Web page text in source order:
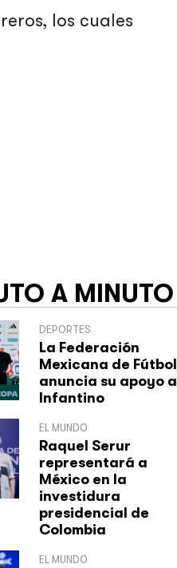
los cuales
A MINUTO
DEPORTES
La Federación
Mexicana de Fútbol
anuncia su apoyo a
Infantino
EL MUNDO
Raquel Serur
representará a
México en la
investidura
presidencial de
Colombia
EL MUNDO